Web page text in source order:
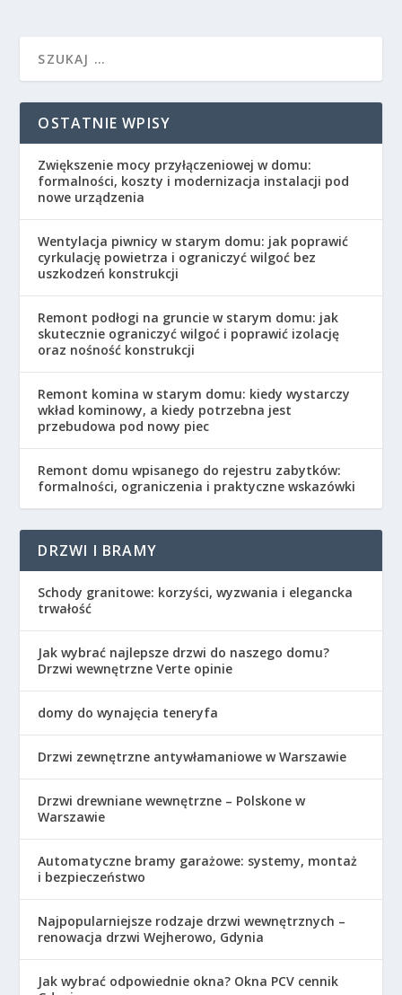
OSTATNIE WPISY
Zwiększenie mocy przyłączeniowej w domu:
formalności, koszty i modernizacja instalacji pod
nowe urządzenia
Wentylacja piwnicy w starym domu: jak poprawić
cyrkulację powietrza i ograniczyć wilgoć bez
uszkodzeń konstrukcji
Remont podłogi na gruncie w starym domu: jak
skutecznie ograniczyć wilgoć i poprawić izolację
oraz nośność konstrukcji
Remont komina w starym domu: kiedy wystarczy
wkład kominowy, a kiedy potrzebna jest
przebudowa pod nowy piec
Remont domu wpisanego do rejestru zabytków:
formalności, ograniczenia i praktyczne wskazówki
DRZWI I BRAMY
Schody granitowe: korzyści, wyzwania i elegancka
trwałość
Jak wybrać najlepsze drzwi do naszego domu?
Drzwi wewnętrzne Verte opinie
domy do wynajęcia teneryfa
Drzwi zewnętrzne antywłamaniowe w Warszawie
Drzwi drewniane wewnętrzne – Polskone w
Warszawie
Automatyczne bramy garażowe: systemy, montaż
i bezpieczeństwo
Najpopularniejsze rodzaje drzwi wewnętrznych –
renowacja drzwi Wejherowo, Gdynia
Jak wybrać odpowiednie okna? Okna PCV cennik